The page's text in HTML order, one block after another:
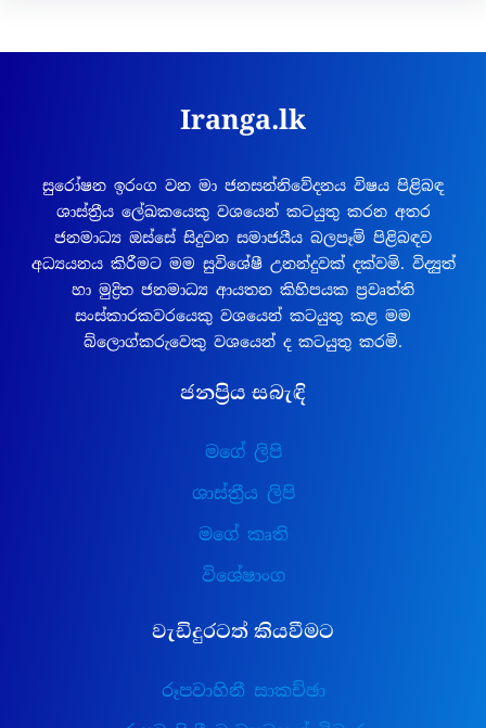
Iranga.lk
සුරෝෂන ඉරංග වන මා ජනසන්නිවේදනය විෂය පිළිබඳ
ශාස්ත්‍රීය ලේඛකයෙකු වශයෙන් කටයුතු කරන අතර
ජනමාධ්‍ය ඔස්සේ සිදුවන සමාජයීය බලපෑම් පිළිබඳව
අධ්‍යයනය කිරීමට මම සුවිශේෂී උනන්දුවක් දක්වමි. විද්‍යුත්
හා මුද්‍රිත ජනමාධ්‍ය ආයතන කිහිපයක ප්‍රවෘත්ති
සංස්කාරකවරයෙකු වශයෙන් කටයුතු කළ මම
බ්ලොග්කරුවෙකු වශයෙන් ද කටයුතු කරමි.
ජනප්‍රිය සබැඳි
මගේ ලිපි
ශාස්ත්‍රීය ලිපි
මගේ කෘති
විශේෂාංග
වැඩිදුරටත් කියවීමට
රූපවාහිනී සාකච්ඡා